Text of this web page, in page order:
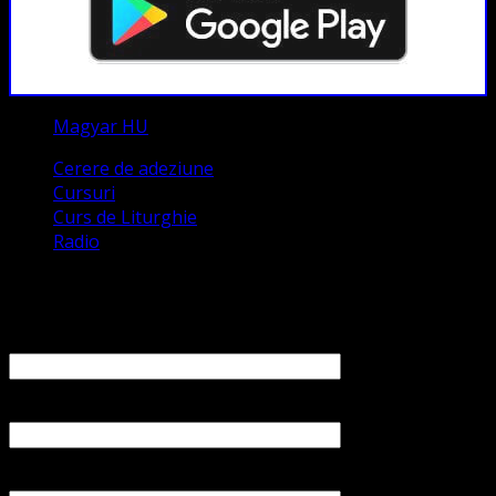
Magyar HU
Cerere de adeziune
Cursuri
Curs de Liturghie
Radio